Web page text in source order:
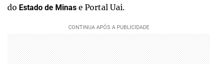
do Estado de Minas e Portal Uai.